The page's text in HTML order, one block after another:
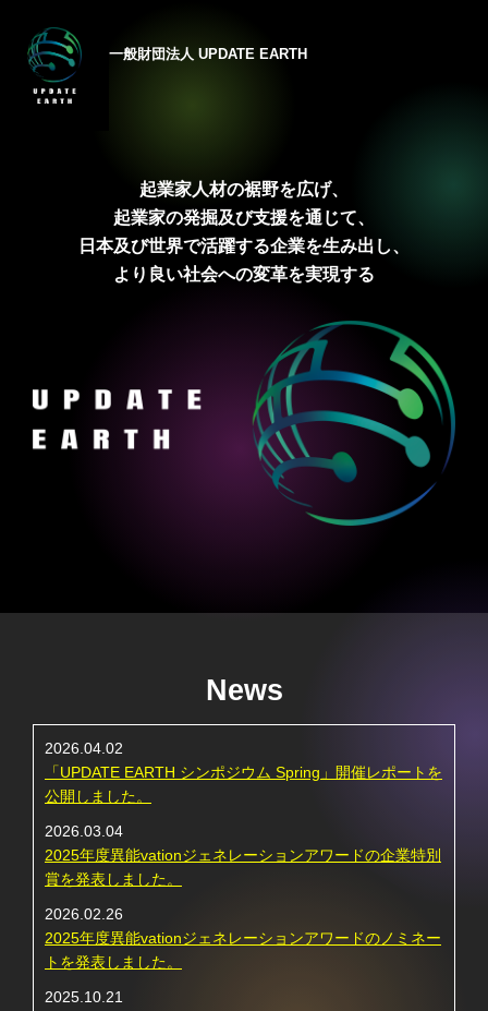
一般財団法人 UPDATE EARTH
起業家人材の裾野を広げ、
起業家の発掘及び支援を通じて、
日本及び世界で活躍する企業を生み出し、
より良い社会への変革を実現する
News
2026.04.02
「UPDATE EARTH シンポジウム Spring」開催レポートを
公開しました。
2026.03.04
2025年度異能vationジェネレーションアワードの企業特別
賞を発表しました。
2026.02.26
2025年度異能vationジェネレーションアワードのノミネー
トを発表しました。
2025.10.21